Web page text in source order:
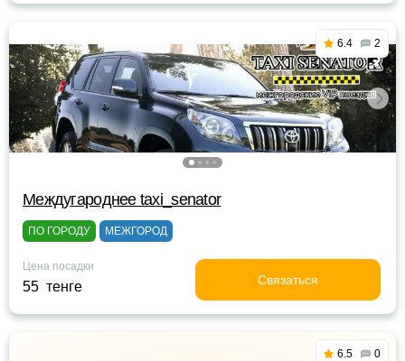
6.4 2
Междугароднее taxi_senator
ПО ГОРОДУ МЕЖГОРОД
Цена посадки
55 тенге Связаться
6.5 0